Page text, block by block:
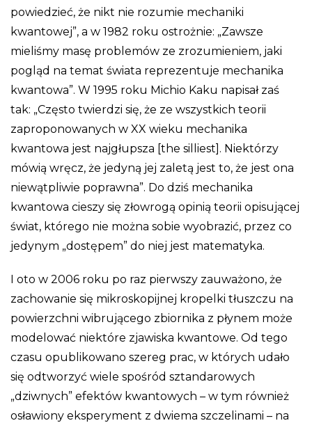
powiedzieć, że nikt nie rozumie mechaniki
kwantowej”, a w 1982 roku ostrożnie: „Zawsze
mieliśmy masę problemów ze zrozumieniem, jaki
pogląd na temat świata reprezentuje mechanika
kwantowa”. W 1995 roku Michio Kaku napisał zaś
tak: „Często twierdzi się, że ze wszystkich teorii
zaproponowanych w XX wieku mechanika
kwantowa jest najgłupsza [the silliest]. Niektórzy
mówią wręcz, że jedyną jej zaletą jest to, że jest ona
niewątpliwie poprawna”. Do dziś mechanika
kwantowa cieszy się złowrogą opinią teorii opisującej
świat, którego nie można sobie wyobrazić, przez co
jedynym „dostępem” do niej jest matematyka.
I oto w 2006 roku po raz pierwszy zauważono, że
zachowanie się mikroskopijnej kropelki tłuszczu na
powierzchni wibrującego zbiornika z płynem może
modelować niektóre zjawiska kwantowe. Od tego
czasu opublikowano szereg prac, w których udało
się odtworzyć wiele spośród sztandarowych
„dziwnych” efektów kwantowych – w tym również
osławiony eksperyment z dwiema szczelinami – na